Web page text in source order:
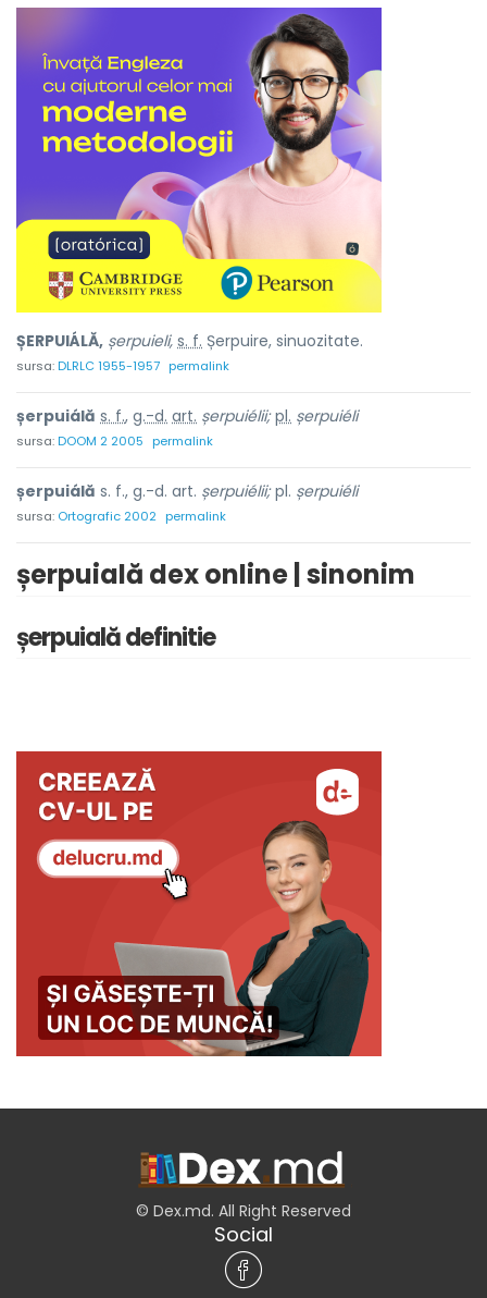
ȘERPUIÁLĂ, șerpuieli, s. f. Șerpuire, sinuozitate.
sursa:DLRLC 1955-1957 permalink
șerpuiálă s. f., g.-d. art. șerpuiélii; pl. șerpuiéli
sursa:DOOM 2 2005 permalink
șerpuiálă s. f., g.-d. art. șerpuiélii;pl. șerpuiéli
sursa: Ortografic 2002 permalink
șerpuială dex online | sinonim
șerpuială definitie
© Dex.md. All Right Reserved
Social